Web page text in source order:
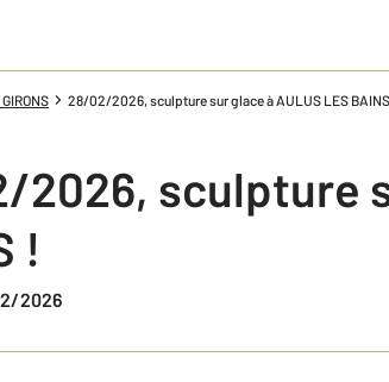
28/02/2026, sculpture sur glace à AULUS LES
2026, sculpture
!
2026